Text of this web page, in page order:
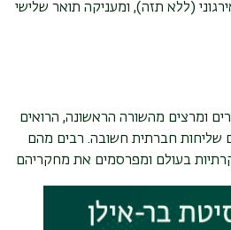
(ללא תזה), ומעניקה תואר שלישי
ומרצים מהשורה הראשונה, הרואים
שליחות חברתית חשובה. רבים מהם
בעולם ומפרסמים את מחקריהם